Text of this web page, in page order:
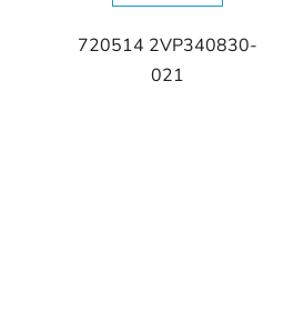
720514 2VP340830-
021